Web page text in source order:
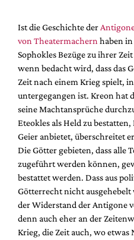
Newsletter
Redaktion
Autor:innen
Partner
Mediadaten
Suche
Ist die Geschichte der
von Theatermachern haben in
Sophokles Bezüge zu ihrer
wenn bedacht wird, dass das
Zeit nach einem Krieg spielt,
untergegangen ist. Kreon hat
seine Machtansprüche
Eteokles als Held zu
Geier anbietet, überschreitet
Die Götter gebieten, dass alle
zugeführt werden können,
bestattet werden. Dass aus
Götterrecht nicht
der Widerstand der Antigone
denn auch eher an der
Krieg, die Zeit auch, wo etwas